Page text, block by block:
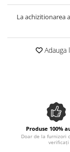
Sare speciala
Snacks
Terine si placinte
Ulei Gegenbauer
Ulei Gewurzgarten
Ulei Huilerie
Ulei Huileries du
La achizitionarea
Adauga
Produse 100%
Doar de la furnizori
verificați